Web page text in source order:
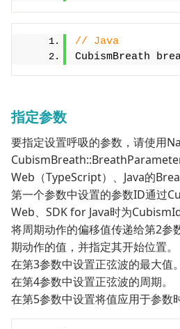
// Java
CubismBreath
指定参数
要指定设置呼吸的参数，请使用
Web（TypeScript）、Java的
第一个参数中设置的参数ID通过
Web、SDK for Java时为CubismId
将周期动作的偏移值传递给第2参
期动作的值，并指定其开始位置。
在第3参数中设置正弦波的最大值。
在第4参数中设置正弦波的周期。
在第5参数中设置将值应用于参数